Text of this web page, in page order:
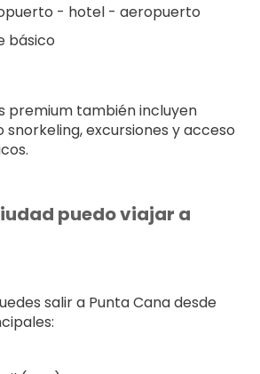
- hotel - aeropuerto
básico
premium también incluyen
excursiones y acceso
puedo viajar a
salir a Punta Cana desde